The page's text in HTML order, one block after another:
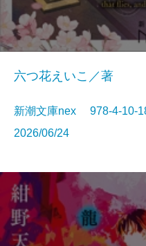
六つ花えいこ／著
新潮文庫nex 978-4-
2026/06/24